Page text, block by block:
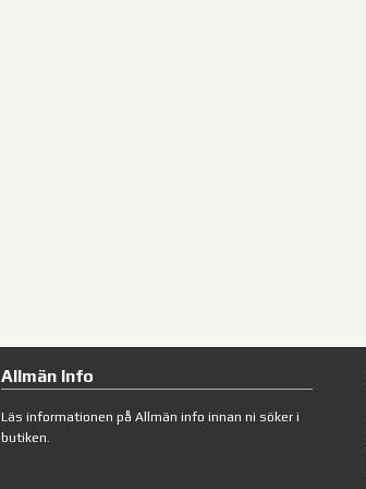
Allmän Info
Läs informationen på Allmän info innan ni söker i
butiken.